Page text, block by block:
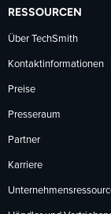
RESSOURCEN
Über TechSmith
Kontaktinformationen
Preise
Presseraum
Partner
Karriere